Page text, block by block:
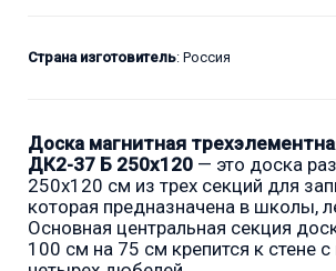
Страна изготовитель: Россия
Доска магнитная
ДК2-37 Б 250х120 — это доска
250x120 см из трех секций для
которая предназначена в школы,
Основная центральная секция
100 см на 75 см крепится к стене